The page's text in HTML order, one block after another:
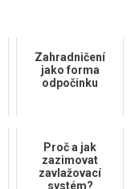
Zahradničení
jako forma
odpočinku
Proč a jak
zazimovat
zavlažovací
systém?